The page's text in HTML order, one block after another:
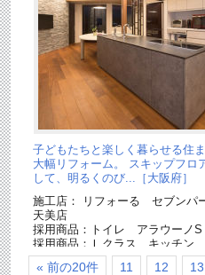
子どもたちと楽しく暮らせる住
大幅リフォーム。 スキップフロ
して、明るくのび...［大阪府］
施工店： リフォーる セブンパ
天美店
採用商品：トイレ アラウーノS
採用商品：Ｌクラス キッチン
採用商品：カップボード
« 前の20件 11 12 13